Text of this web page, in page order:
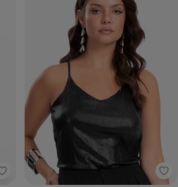
Rovitex - Blusa de Alça